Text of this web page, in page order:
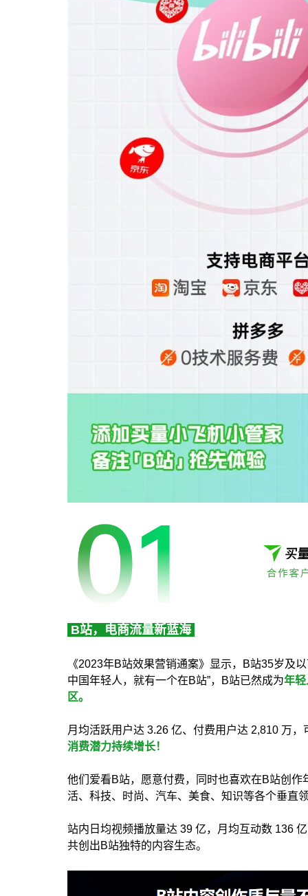
B站，电商流量新蓝海
《2023年B站效果营销通案》显示，B站35岁及
中国年轻人，就有一个在B站”，B站已然成为年
区。
月均活跃用户达 3.26 亿、付费用户达 2,810 万，
消费潜力持续增长！
他们爱看B站，愿意付费，同时也喜欢在B站创作
活、科技、时尚、汽车、美食、知识等各个垂直
站内日均视频播放量达 39 亿，月均互动数 136
共创出B站独特的内容生态。